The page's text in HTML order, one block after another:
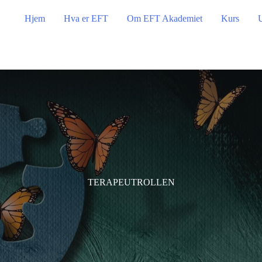
Hjem Hva er EFT Om EFT Akademiet Kurs
TERAPEUTROLLEN